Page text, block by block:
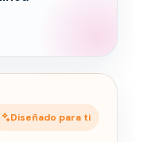
Diseñado para ti